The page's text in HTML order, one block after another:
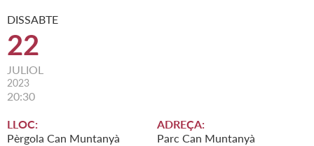
DISSABTE
22
JULIOL
2023
20:30
LLOC:
Pèrgola Can Muntanyà
ADREÇA:
Parc Can Muntanyà